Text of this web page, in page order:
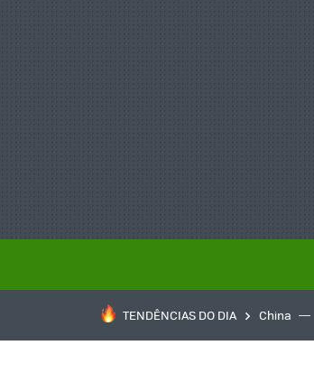
TENDÊNCIAS DO DIA China